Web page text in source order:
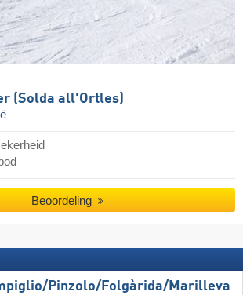
(Solda all'Ortles)
Beoordeling
​Pinzolo/​Folgàrida/​Marilleva